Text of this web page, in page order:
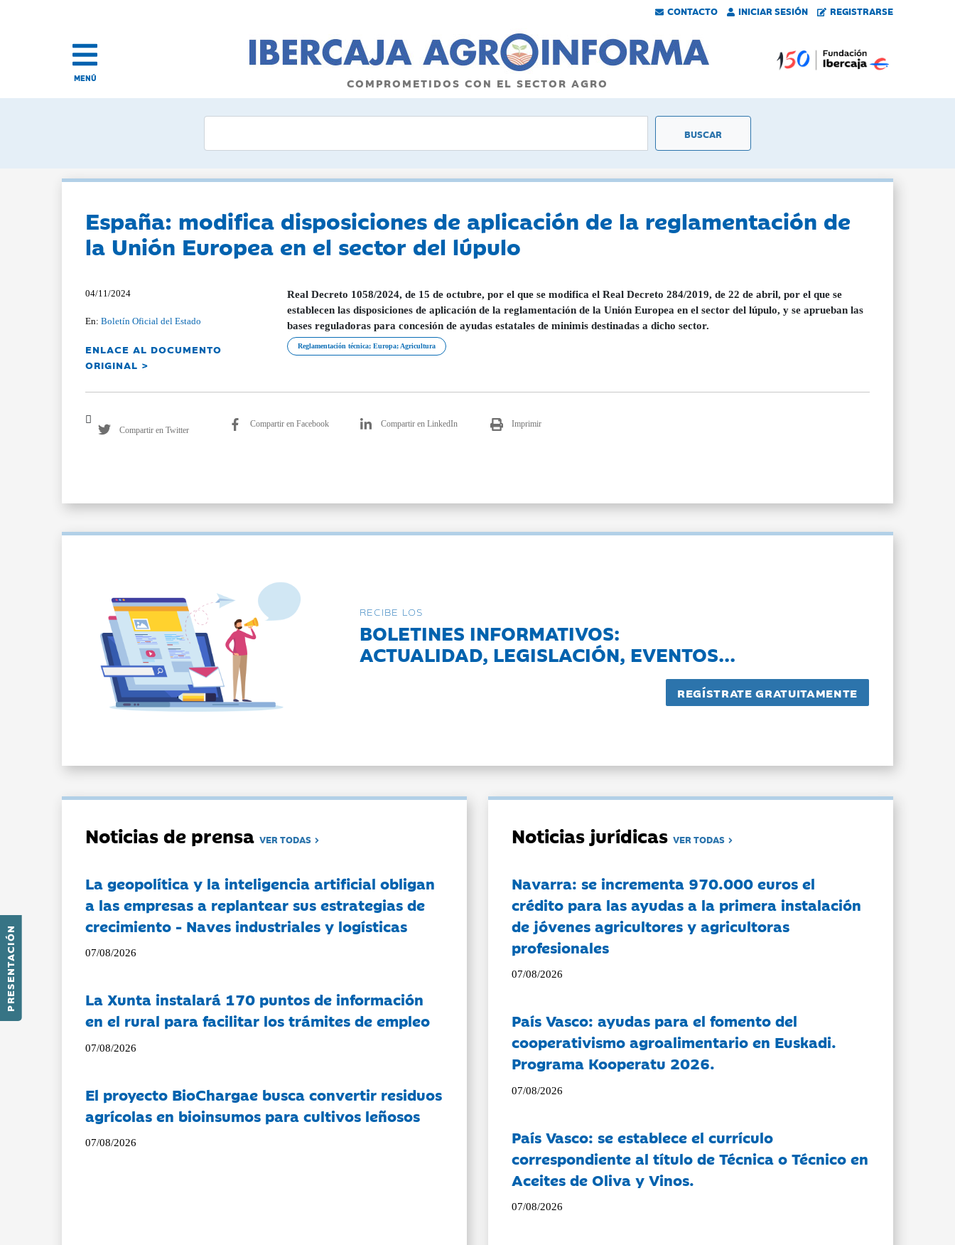
CONTACTO INICIAR SESIÓN REGISTRARSE
PRESENTACIÓN
MENÚ COMPROMETIDOS CON EL SECTOR AGRO
España: modifica disposiciones de aplicación de la reglamentación de
la Unión Europea en el sector del lúpulo
04/11/2024
En:Boletín Oficial del Estado
ENLACE AL DOCUMENTO
ORIGINAL >
Real Decreto 1058/2024, de 15 de octubre, por el que se modifica el Real Decreto 284/2019, de 22 de abril, por el que se
establecen las disposiciones de aplicación de la reglamentación de la Unión Europea en el sector del lúpulo, y se aprueban las
bases reguladoras para concesión de ayudas estatales de minimis destinadas a dicho sector.
Reglamentación técnica; Europa; Agricultura
Compartir en Twitter
Compartir en Facebook Compartir en LinkedIn Imprimir
RECIBE LOS
BOLETINES INFORMATIVOS:
ACTUALIDAD, LEGISLACIÓN, EVENTOS...
Noticias de prensaVER TODAS
La geopolítica y la inteligencia artificial obligan
a las empresas a replantear sus estrategias de
crecimiento - Naves industriales y logísticas
07/08/2026
La Xunta instalará 170 puntos de información
en el rural para facilitar los trámites de empleo
07/08/2026
El proyecto BioChargae busca convertir residuos
agrícolas en bioinsumos para cultivos leñosos
07/08/2026
Noticias jurídicasVER TODAS
Navarra: se incrementa 970.000 euros el
crédito para las ayudas a la primera instalación
de jóvenes agricultores y agricultoras
profesionales
07/08/2026
País Vasco: ayudas para el fomento del
cooperativismo agroalimentario en Euskadi.
Programa Kooperatu 2026.
07/08/2026
País Vasco: se establece el currículo
correspondiente al título de Técnica o Técnico en
Aceites de Oliva y Vinos.
07/08/2026